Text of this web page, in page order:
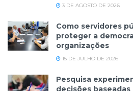
3 DE AGOSTO DE 2026
Como servidores
proteger a
organizações
15 DE JULHO DE 2026
Pesquisa
decisões